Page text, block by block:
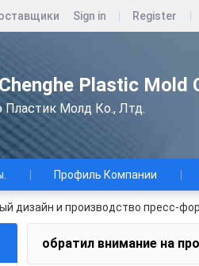
Sign in Register
Plastic Mold
Пластик Молд Ко., Лтд.
Профиль Компании
дизайн и производство пресс-
обратил внимание на